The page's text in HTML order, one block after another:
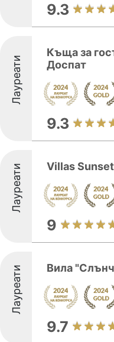
9.3
Лауреати
Къща за
Доспат
9.3
Лауреати Villas
9
Лауреати Вила
9.7